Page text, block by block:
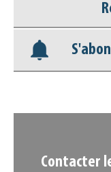
Nos
Contacter